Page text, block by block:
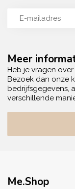
Meer
Heb je vragen
Bezoek dan onze
bedrijfsgegevens,
verschillende
Me.Shop